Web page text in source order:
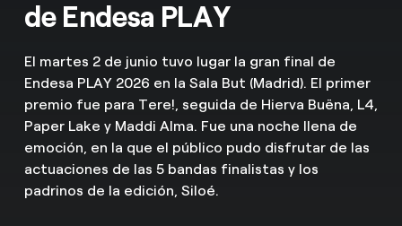
¿Cómo ver mis facturas de Endesa?
¿Cómo cambiar el titular del contrato?
¿Has recibido una oferta para cambiar de
compañía?
Ofertas para autónomos y Pymes
¿Gestionas varias comunidades de propietarios?
Te ayudamos
Compromiso
de Endesa PLAY
El martes 2 de junio tuvo lugar la gran final de
Endesa PLAY 2026 en la Sala But (Madrid). El primer
premio fue para Tere!, seguida de Hierva Buëna, L4,
Paper Lake y Maddi Alma. Fue una noche llena de
emoción, en la que el público pudo disfrutar de las
actuaciones de las 5 bandas finalistas y los
padrinos de la edición, Siloé.